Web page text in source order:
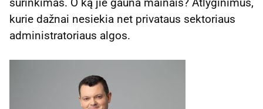
surinkimas. O ką jie gauna mainais? Atlyginimus,
kurie dažnai nesiekia net privataus sektoriaus
administratoriaus algos.